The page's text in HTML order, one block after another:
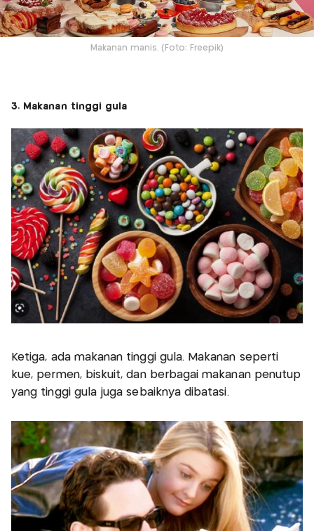
Makanan manis. (Foto: Freepik)
3. Makanan tinggi gula
Ketiga, ada makanan tinggi gula. Makanan seperti
kue, permen, biskuit, dan berbagai makanan penutup
yang tinggi gula juga sebaiknya dibatasi.